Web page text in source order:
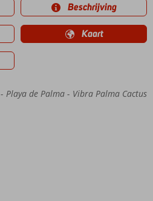
Beschrijving
Kaart
Playa de Palma
Vibra Palma Cactus